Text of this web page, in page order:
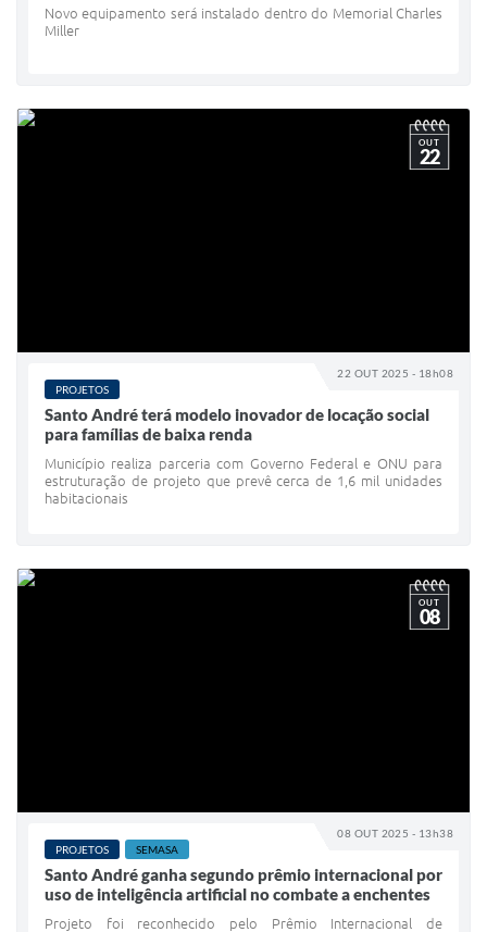
Novo equipamento será instalado dentro do Memorial Charles
Miller
22 OUT 2025 - 18h08
OUT
22
PROJETOS
Santo André terá modelo inovador de locação social
para famílias de baixa renda
Município realiza parceria com Governo Federal e ONU para
estruturação de projeto que prevê cerca de 1,6 mil unidades
habitacionais
08 OUT 2025 - 13h38
OUT
08
PROJETOS SEMASA
Santo André ganha segundo prêmio internacional por
uso de inteligência artificial no combate a enchentes
Projeto foi reconhecido pelo Prêmio Internacional de